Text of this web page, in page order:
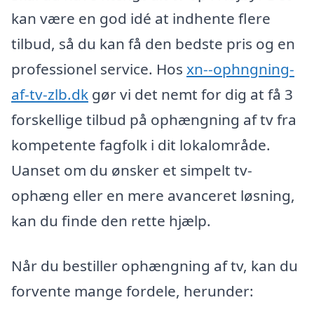
kan være en god idé at indhente flere
tilbud, så du kan få den bedste pris og en
professionel service. Hos xn--ophngning-
af-tv-zlb.dk gør vi det nemt for dig at få 3
forskellige tilbud på ophængning af tv fra
kompetente fagfolk i dit lokalområde.
Uanset om du ønsker et simpelt tv-
ophæng eller en mere avanceret løsning,
kan du finde den rette hjælp.
Når du bestiller ophængning af tv, kan du
forvente mange fordele, herunder: